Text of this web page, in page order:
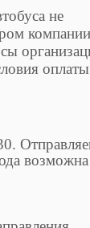
не
компании
возможна